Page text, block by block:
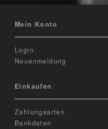
Mein Konto
Login
Neuanmeldung
Einkaufen
Zahlungsarten
Bankdaten